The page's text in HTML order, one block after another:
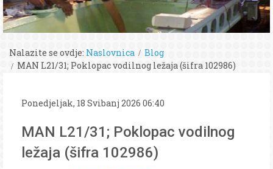
Nalazite se ovdje: Naslovnica
Blog
MAN L21/31; Poklopac vodilnog ležaja (šifra 102986)
Ponedjeljak, 18 Svibanj 2026 06:40
MAN L21/31; Poklopac vodilnog
ležaja (šifra 102986)